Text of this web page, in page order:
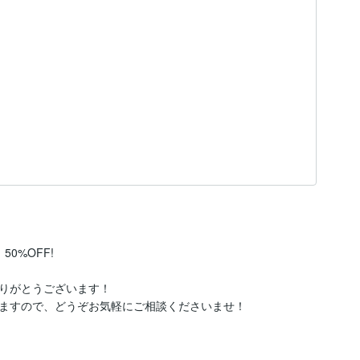
50%OFF!
がとうございます！
ので、どうぞお気軽にご相談くださいませ！